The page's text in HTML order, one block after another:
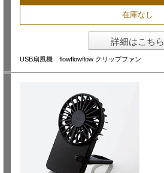
在庫なし
詳細はこちら
USB扇風機 flowflowflow クリップファン